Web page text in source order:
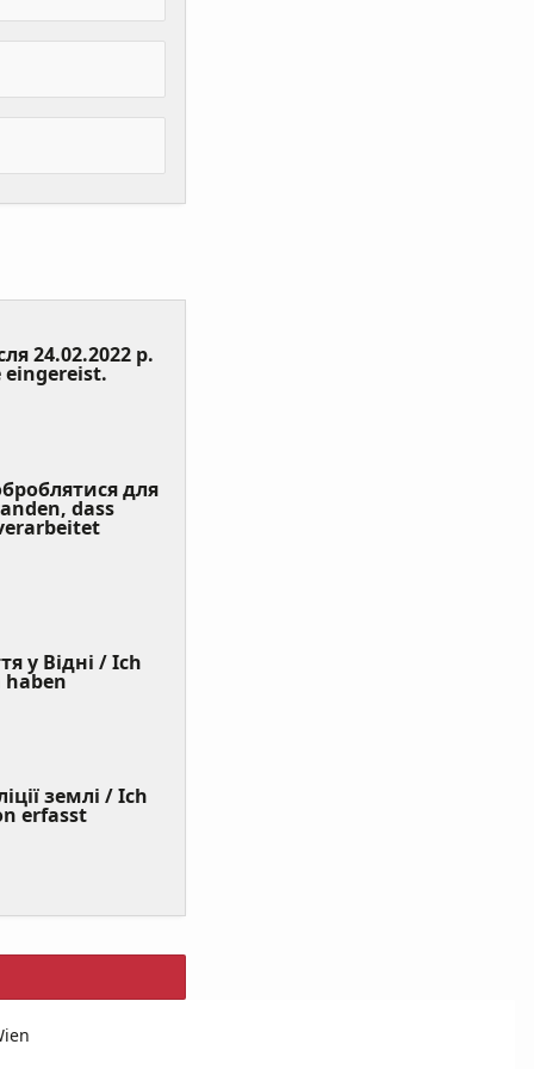
24.02.2022 р.
eingereist. (Value
для
dass
у Відні / Ich
(Value
землі / Ich
erfasst